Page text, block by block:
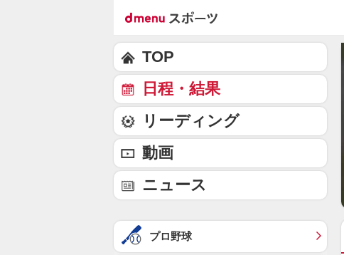
TOP
日程・結果
リーディング
動画
ニュース
プロ野球